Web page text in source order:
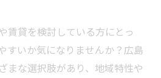
賃貸を検討している方にとっ
すいか気になりませんか？広島
まな選択肢があり、地域特性や